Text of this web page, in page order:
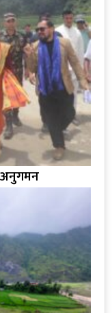
अनुगमन